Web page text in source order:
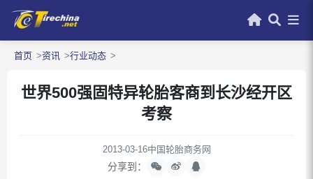
首页 资讯 行业动态
世界500强固特异轮胎客商到长沙经开区
考察
2013-03-16中国轮胎商务网
分享到：